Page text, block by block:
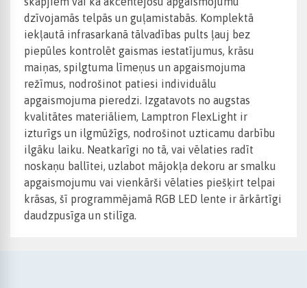
dzīvojamās telpās un guļamistabās. Komplektā
iekļautā infrasarkanā tālvadības pults ļauj bez
piepūles kontrolēt gaismas iestatījumus, krāsu
maiņas, spilgtuma līmeņus un apgaismojuma
režīmus, nodrošinot patiesi individuālu
apgaismojuma pieredzi. Izgatavots no augstas
kvalitātes materiāliem, Lamptron FlexLight ir
izturīgs un ilgmūžīgs, nodrošinot uzticamu darbību
ilgāku laiku. Neatkarīgi no tā, vai vēlaties radīt
noskaņu ballītei, uzlabot mājokļa dekoru ar smalku
apgaismojumu vai vienkārši vēlaties piešķirt telpai
krāsas, šī programmējamā RGB LED lente ir ārkārtīgi
daudzpusīga un stilīga.